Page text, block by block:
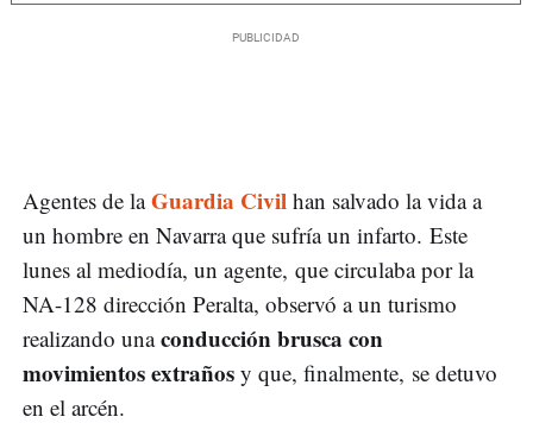
Agentes de laGuardia Civil han salvado la vida a
un hombre en Navarra que sufría un infarto. Este
lunes al mediodía, un agente, que circulaba por la
NA-128 dirección Peralta, observó a un turismo
realizando unaconducción brusca con
movimientos extraños y que, finalmente, se detuvo
en el arcén.